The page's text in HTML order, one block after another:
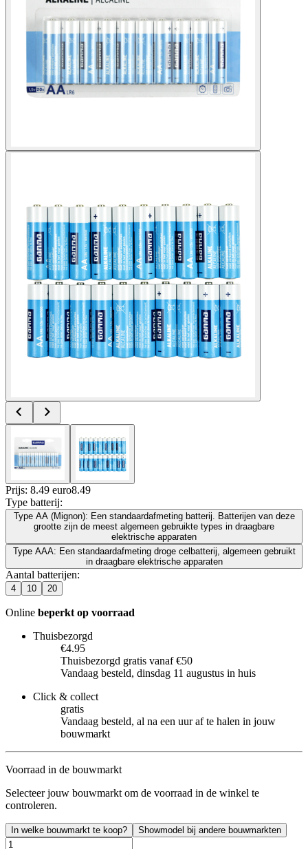
Prijs: 8.49 euro8.49
Type batterij:
Type AA (Mignon): Een standaardafmeting batterij. Batterijen van deze
grootte zijn de meest algemeen gebruikte types in draagbare
elektrische apparaten
Type AAA: Een standaardafmeting droge celbatterij, algemeen gebruikt
in draagbare elektrische apparaten
Aantal batterijen:
4 10 20
Online beperkt op voorraad
Thuisbezorgd
€4.95
Thuisbezorgd gratis vanaf €50
Vandaag besteld, dinsdag 11 augustus in huis
Click & collect
gratis
Vandaag besteld, al na een uur af te halen in jouw
bouwmarkt
Voorraad in de bouwmarkt
Selecteer jouw bouwmarkt om de voorraad in de winkel te
controleren.
In welke bouwmarkt te koop? Showmodel bij andere bouwmarkten